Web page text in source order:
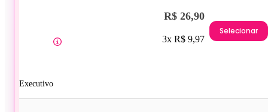
Executivo
R$ 26,90
3x R$ 9,97
Selecionar